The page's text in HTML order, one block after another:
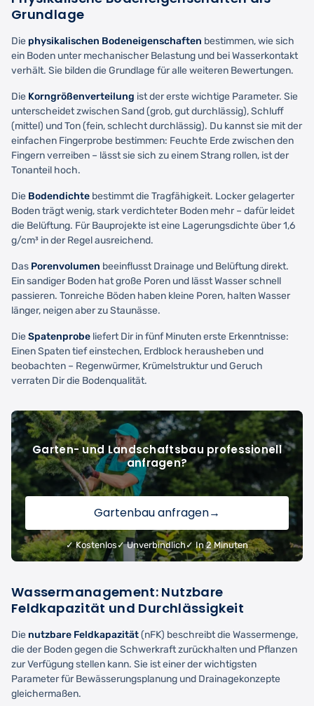
Grundlage
Die physikalischen Bodeneigenschaften bestimmen, wie sich
ein Boden unter mechanischer Belastung und bei Wasserkontakt
verhält. Sie bilden die Grundlage für alle weiteren Bewertungen.
Die Korngrößenverteilung ist der erste wichtige Parameter. Sie
unterscheidet zwischen Sand (grob, gut durchlässig), Schluff
(mittel) und Ton (fein, schlecht durchlässig). Du kannst sie mit der
einfachen Fingerprobe bestimmen: Feuchte Erde zwischen den
Fingern verreiben – lässt sie sich zu einem Strang rollen, ist der
Tonanteil hoch.
Die Bodendichte bestimmt die Tragfähigkeit. Locker gelagerter
Boden trägt wenig, stark verdichteter Boden mehr – dafür leidet
die Belüftung. Für Bauprojekte ist eine Lagerungsdichte über 1,6
g/cm³ in der Regel ausreichend.
Das Porenvolumen beeinflusst Drainage und Belüftung direkt.
Ein sandiger Boden hat große Poren und lässt Wasser schnell
passieren. Tonreiche Böden haben kleine Poren, halten Wasser
länger, neigen aber zu Staunässe.
DieSpatenprobe liefert Dir in fünf Minuten erste Erkenntnisse:
Einen Spaten tief einstechen, Erdblock herausheben und
beobachten – Regenwürmer, Krümelstruktur und Geruch
verraten Dir die Bodenqualität.
Garten- und Landschaftsbau professionell
anfragen?
Gartenbau anfragen→
✓ Kostenlos ✓ Unverbindlich✓ In 2 Minuten
Wassermanagement: Nutzbare
Feldkapazität und Durchlässigkeit
Die nutzbare Feldkapazität(nFK) beschreibt die Wassermenge,
die der Boden gegen die Schwerkraft zurückhalten und Pflanzen
zur Verfügung stellen kann. Sie ist einer der wichtigsten
Parameter für Bewässerungsplanung und Drainagekonzepte
gleichermaßen.